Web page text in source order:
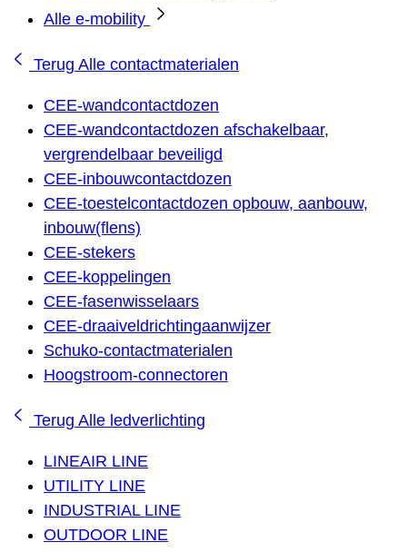
Alle e-mobility
Terug Alle contactmaterialen
CEE-wandcontactdozen
CEE-wandcontactdozen afschakelbaar,
vergrendelbaar beveiligd
CEE-inbouwcontactdozen
CEE-toestelcontactdozen opbouw, aanbouw,
inbouw(flens)
CEE-stekers
CEE-koppelingen
CEE-fasenwisselaars
CEE-draaiveldrichtingaanwijzer
Schuko-contactmaterialen
Hoogstroom-connectoren
Terug Alle ledverlichting
LINEAIR LINE
UTILITY LINE
INDUSTRIAL LINE
OUTDOOR LINE